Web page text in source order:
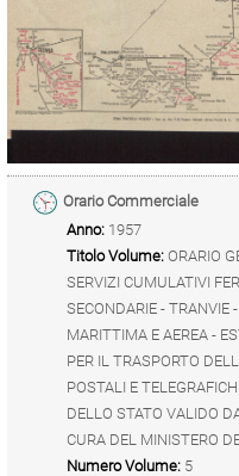
Orario Commerciale
Anno: 1957
Titolo Volume: ORARIO
SERVIZI CUMULATIVI
SECONDARIE - TRANVIE
MARITTIMA E AEREA -
PER IL TRASPORTO
POSTALI E
DELLO STATO VALIDO
CURA DEL MINISTERO
Numero Volume: 5